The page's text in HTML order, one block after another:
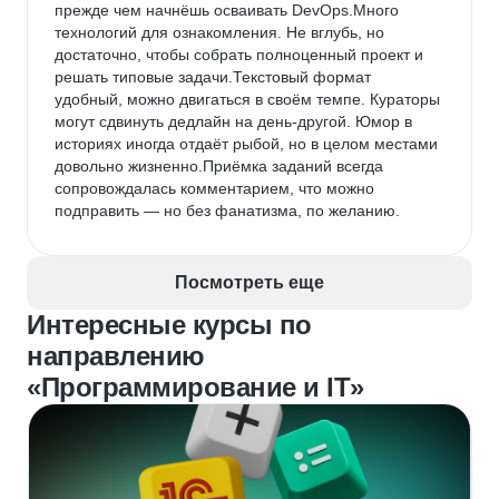
прежде чем начнёшь осваивать DevOps.Много
технологий для ознакомления. Не вглубь, но
достаточно, чтобы собрать полноценный проект и
решать типовые задачи.Текстовый формат
удобный, можно двигаться в своём темпе. Кураторы
могут сдвинуть дедлайн на день-другой. Юмор в
историях иногда отдаёт рыбой, но в целом местами
довольно жизненно.Приёмка заданий всегда
сопровождалась комментарием, что можно
подправить — но без фанатизма, по желанию.
поэтому проходили с заметной задержкой — когда
инструкторы говорят довольно медленно, поэтому
запись обычно слушаешь на скорости х1.25–1.5.
Инструкторы не работают по выходным.Фидбэк
собирают в конце каждой главы, но ничего не
меняют — ни фактические ошибки, ни опечатки.
Главы написаны разными авторами и местами
плохо согласованы. Инструкторы обещают
передать замечания авторам, но обратной связи
Посмотреть еще
Интересные курсы по
направлению
«Программирование и IT»